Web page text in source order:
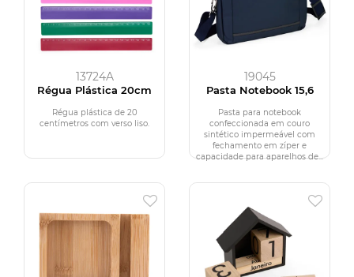
13724A
Régua Plástica 20cm
Régua plástica de 20
centímetros com verso liso.
19045
Pasta Notebook 15,6
Pasta para notebook
confeccionada em couro
sintético impermeável com
fechamento em zíper e
capacidade para aparelhos de...